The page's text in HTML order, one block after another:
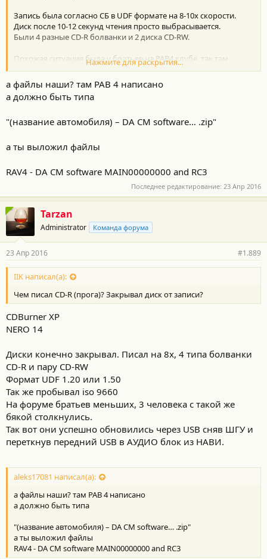
Запись была согласно СБ в UDF формате на 8-10x скорости.
Диск после 10-12 секунд чтения просто выбрасывается.
Были 4 разные CD-R болванки и 2 диска CD-RW.
Похожая ситуация была у братьев на РАВ4 клубе, так там
пришлось снимать ШГУ и обновляться через USB разъем
АУДИО модуля.
Нажмите для раскрытия...
а файлы наши? там РАВ 4 написано
а должно быть типа
"(название автомобиля) – DA CM software… .zip"
а ты выложил файлы
RAV4 - DA CM software MAIN00000000 and RC3
Последнее редактирование: 23 Апр 2016
Tarzan
Administrator Команда форума
23 Апр 2016 #1.889
IIK написал(а):
Чем писал CD-R (прога)? Закрывал диск от записи?
CDBurner XP
NERO 14
Диски конечно закрывал. Писал на 8х, 4 типа болванки
CD-R и пару CD-RW
Формат UDF 1.20 или 1.50
Так же пробывал iso 9660
На форуме братьев меньших, 3 человека с такой же
бякой столкнулись.
Так вот они успешно обновились через USB сняв ШГУ и
переткнув передний USB в АУДИО блок из НАВИ.
aleks17081 написал(а):
а файлы наши? там РАВ 4 написано
а должно быть типа
"(название автомобиля) – DA CM software… .zip"
а ты выложил файлы
RAV4 - DA CM software MAIN00000000 and RC3